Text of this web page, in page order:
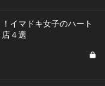
イマドキ女子のハート
４選